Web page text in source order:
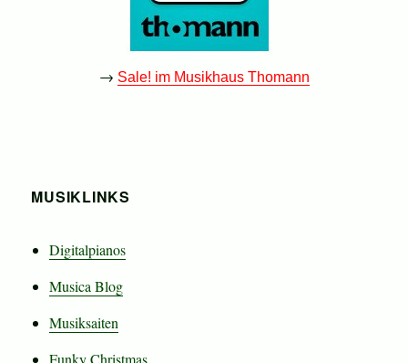
→ Sale! im Musikhaus Thomann
MUSIKLINKS
Digitalpianos
Musica Blog
Musiksaiten